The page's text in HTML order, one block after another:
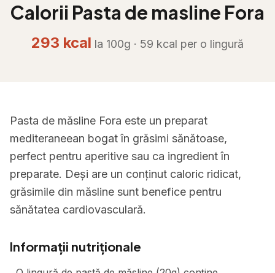
Calorii Pasta de masline Fora
293 kcal la 100g · 59 kcal per o lingură
Pasta de măsline Fora este un preparat
mediteraneean bogat în grăsimi sănătoase,
perfect pentru aperitive sau ca ingredient în
preparate. Deși are un conținut caloric ridicat,
grăsimile din măsline sunt benefice pentru
sănătatea cardiovasculară.
Informații nutriționale